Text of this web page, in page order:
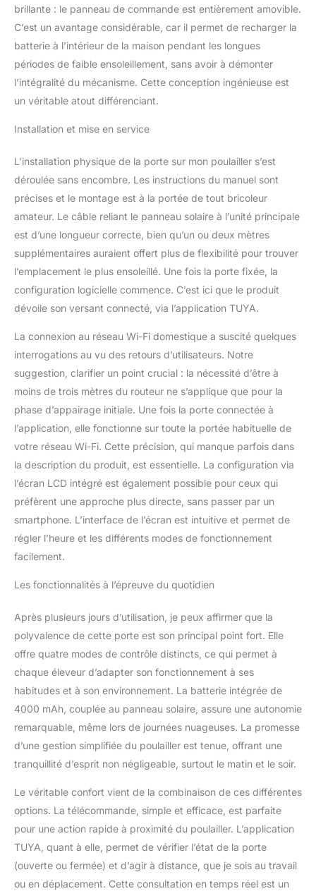
d’une flexibilité totale
avec deux options
Détection de Lumière :
ouverture au lever du
soleil et fermeture au
coucher, parfaitement
cycle naturel.Mode
définissez précisément
les horaires
d’ouverture/fermeture via
l’application ou l’écran
LCD (ex. ouverture à 7h,
fermeture à 20h). Idéal
en hiver.
Batterie
4000mAh & Double
Recharge Solaire/USB :
Batterie puissante de
grande que les modèles
classiques de 2500mAh.
automatique de poulailler
pendant plusieurs
semaines, même par
temps couvert ou en
Recharge
solaire pour une porte
automatique de poulailler
qui protège vos poules
et canards toute l’année.
et amovible peut être
facilement détaché et
Résistance Tous
Extrême de -26°C à
60°C: porte de poulailler
Conçue pour affronter
les conditions les plus
difficiles : fortes pluies,
neige, glace et poussière.
Cette porte automatique
parfaitement de -26°C à
60°C et garantit la
sécurité de votre élevage
Compatibilité universelle :
convient aux poules,
canards, oies, lapins et
autres volailles. Vos
animaux restent à l’abri,
au sec et protégés des
prédateurs en toute
brillante : le panneau de commande est entièrement amovible.
C’est un avantage considérable, car il permet de recharger la
batterie à l’intérieur de la maison pendant les longues
périodes de faible ensoleillement, sans avoir à démonter
l’intégralité du mécanisme. Cette conception ingénieuse est
un véritable atout différenciant.
Installation et mise en service
L’installation physique de la porte sur mon poulailler s’est
déroulée sans encombre. Les instructions du manuel sont
précises et le montage est à la portée de tout bricoleur
amateur. Le câble reliant le panneau solaire à l’unité principale
est d’une longueur correcte, bien qu’un ou deux mètres
supplémentaires auraient offert plus de flexibilité pour trouver
l’emplacement le plus ensoleillé. Une fois la porte fixée, la
configuration logicielle commence. C’est ici que le produit
dévoile son versant connecté, via l’application TUYA.
La connexion au réseau Wi-Fi domestique a suscité quelques
interrogations au vu des retours d’utilisateurs. Notre
suggestion, clarifier un point crucial : la nécessité d’être à
moins de trois mètres du routeur ne s’applique que pour la
phase d’appairage initiale. Une fois la porte connectée à
l’application, elle fonctionne sur toute la portée habituelle de
votre réseau Wi-Fi. Cette précision, qui manque parfois dans
la description du produit, est essentielle. La configuration via
l’écran LCD intégré est également possible pour ceux qui
préfèrent une approche plus directe, sans passer par un
smartphone. L’interface de l’écran est intuitive et permet de
régler l’heure et les différents modes de fonctionnement
facilement.
Les fonctionnalités à l’épreuve du quotidien
Après plusieurs jours d’utilisation, je peux affirmer que la
polyvalence de cette porte est son principal point fort. Elle
offre quatre modes de contrôle distincts, ce qui permet à
chaque éleveur d’adapter son fonctionnement à ses
habitudes et à son environnement. La batterie intégrée de
4000 mAh, couplée au panneau solaire, assure une autonomie
remarquable, même lors de journées nuageuses. La promesse
d’une gestion simplifiée du poulailler est tenue, offrant une
tranquillité d’esprit non négligeable, surtout le matin et le soir.
Le véritable confort vient de la combinaison de ces différentes
options. La télécommande, simple et efficace, est parfaite
pour une action rapide à proximité du poulailler. L’application
TUYA, quant à elle, permet de vérifier l’état de la porte
(ouverte ou fermée) et d’agir à distance, que je sois au travail
ou en déplacement. Cette consultation en temps réel est un